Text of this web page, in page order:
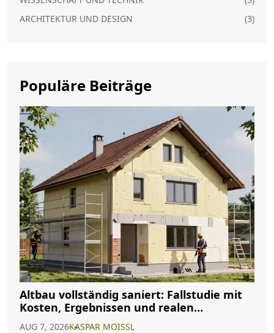
ARCHITEKTUR UND DESIGN
(3)
Populäre Beiträge
Altbau vollständig saniert: Fallstudie mit
Kosten, Ergebnissen und realen
AUG 7, 2026KASPAR MOISSL